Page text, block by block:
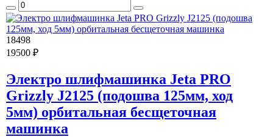
18498
19500 ₽
Электро шлифмашинка Jeta PRO
Grizzly J2125 (подошва 125мм, ход
5мм) орбитальная бесщеточная
машинка